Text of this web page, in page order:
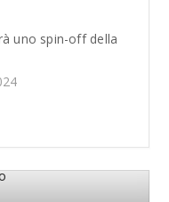
uno spin-off della